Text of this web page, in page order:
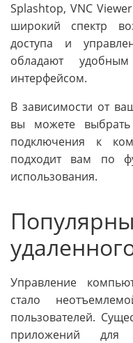
Splashtop, VNC
широкий спектр
доступа и
обладают
интерфейсом.
В зависимости от
вы можете
подключения к
подходит вам по
использования.
Управление
стало
пользователей.
приложений для